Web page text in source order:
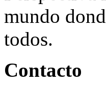
mundo
todos.
Contacto